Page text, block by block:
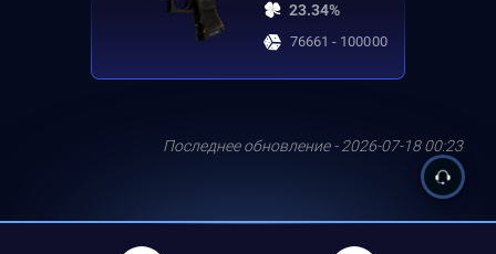
23.34%
76661 - 100000
Последнее обновление - 2026-07-18 00:23